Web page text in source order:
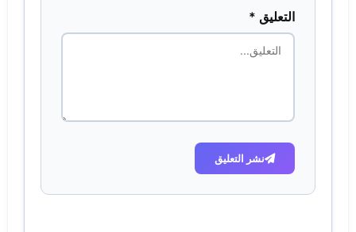
التعليق *
نشر التعليق